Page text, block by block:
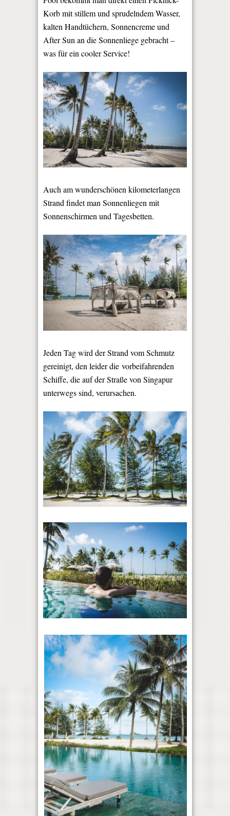
Korb mit stillem und sprudelndem Wasser,
kalten Handtüchern, Sonnencreme und
After Sun an die Sonnenliege gebracht –
was für ein cooler Service!
Auch am wunderschönen kilometerlangen
Strand findet man Sonnenliegen mit
Sonnenschirmen und Tagesbetten.
Jeden Tag wird der Strand vom Schmutz
gereinigt, den leider die vorbeifahrenden
Schiffe, die auf der Straße von Singapur
unterwegs sind, verursachen.